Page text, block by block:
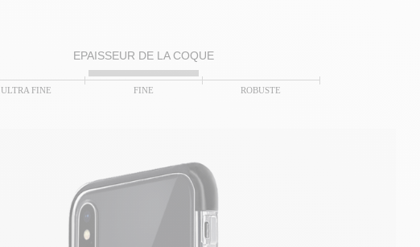
EPAISSEUR DE LA COQUE
ULTRA FINE FINE ROBUSTE